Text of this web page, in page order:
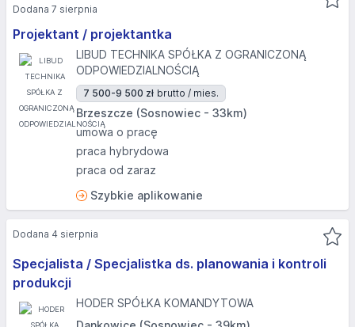
Projektant / projektantka
LIBUD TECHNIKA SPÓŁKA Z OGRANICZONĄ
ODPOWIEDZIALNOŚCIĄ
7 500-9 500 zł brutto / mies.
Brzeszcze (Sosnowiec - 33km)
umowa o pracę
praca hybrydowa
praca od zaraz
Szybkie aplikowanie
Dodana 7 sierpnia
Specjalista / Specjalistka ds. planowania i kontroli
produkcji
HODER SPÓŁKA KOMANDYTOWA
Dodana 4 sierpnia